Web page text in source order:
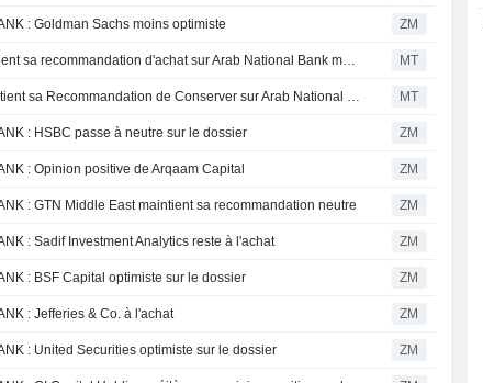
: Goldman Sachs moins optimiste ZM
Riyad Capital maintient sa recommandation d'achat sur Arab National Bank malgré des résultats trimestriels inférieurs aux attentes MT
FAB Securities Maintient sa Recommandation de Conserver sur Arab National Bank après les Résultats du Troisième Trimestre MT
: HSBC passe à neutre sur le dossier ZM
: Opinion positive de Arqaam Capital ZM
: GTN Middle East maintient sa recommandation neutre ZM
: Sadif Investment Analytics reste à l'achat ZM
: BSF Capital optimiste sur le dossier ZM
: Jefferies & Co. à l'achat ZM
: United Securities optimiste sur le dossier ZM